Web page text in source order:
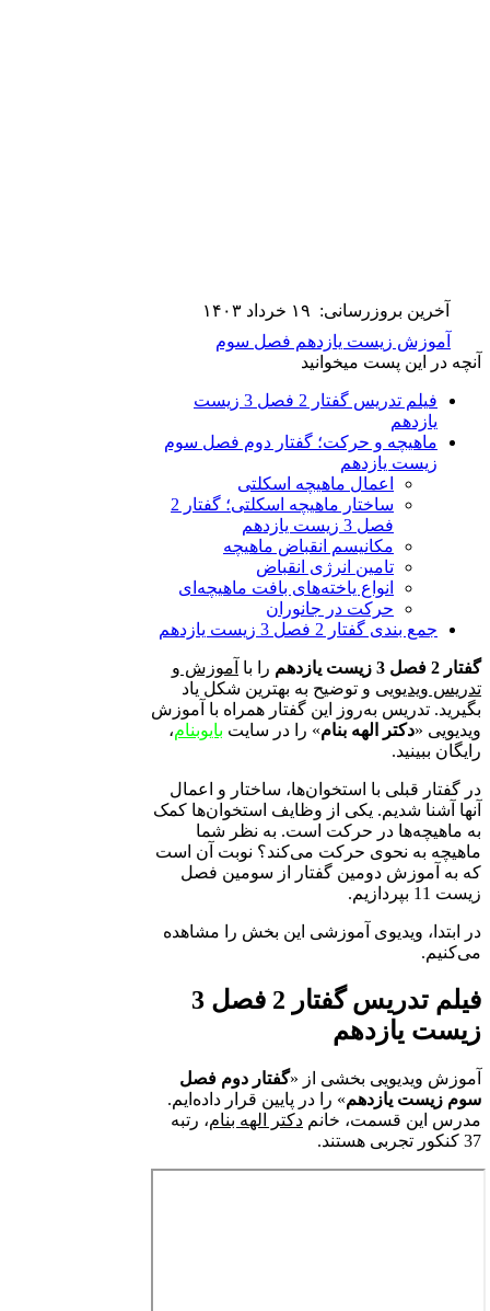
آخرین بروزرسانی: ۱۹ خرداد ۱۴۰۳
آموزش زیست یازدهم فصل سوم
آنچه در این پست میخوانید
فیلم تدریس گفتار 2 فصل 3 زیست
یازدهم
ماهیچه و حرکت؛ گفتار دوم فصل سوم
زیست یازدهم
اعمال ماهیچه اسکلتی
ساختار ماهیچه اسکلتی؛ گفتار 2
فصل 3 زیست یازدهم
مکانیسم انقباض ماهیچه
تامین انرژی انقباض
انواع یاخته‌های بافت ماهیچه‌ای
حرکت در جانوران
جمع بندی گفتار 2 فصل 3 زیست یازدهم
گفتار 2 فصل 3 زیست یازدهم را با آموزش و
تدریس ویدیویی و توضیح به بهترین شکل یاد
بگیرید. تدریس به‌روز این گفتار همراه با آموزش
ویدیویی «دکتر الهه بنام» را در سایت بایوبنام،
رایگان ببینید.
در گفتار قبلی با استخوان‌ها، ساختار و اعمال
آنها آشنا شدیم. یکی از وظایف استخوان‌ها کمک
به ماهیچه‌ها در حرکت است. به نظر شما
ماهیچه به نحوی حرکت می‌کند؟ نوبت آن است
که به آموزش دومین گفتار از سومین فصل
زیست 11 بپردازیم.
در ابتدا، ویدیوی آموزشی این بخش را مشاهده
می‌کنیم.
فیلم تدریس گفتار 2 فصل 3
زیست یازدهم
آموزش ویدیویی بخشی از «گفتار دوم فصل
سوم زیست یازدهم» را در پایین قرار داده‌ایم.
مدرس این قسمت، خانم دکتر الهه بنام، رتبه
37 کنکور تجربی هستند.